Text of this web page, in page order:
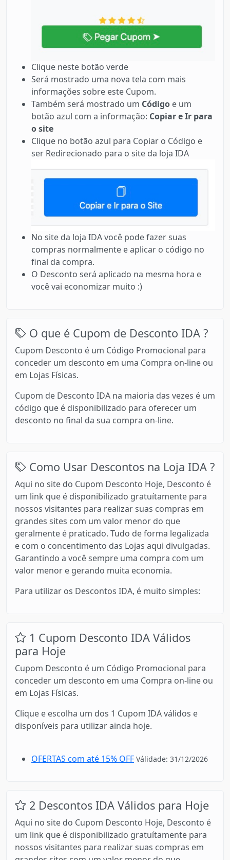
Clique neste botão verde
Será mostrado uma nova tela com mais
informações sobre este Cupom.
Também será mostrado um Código e um
botão azul com a informação: Copiar e Ir para
o site
Clique no botão azul para Copiar o Código e
ser Redirecionado para o site da loja IDA
No site da loja IDA você pode fazer suas
compras normalmente e aplicar o código no
final da compra.
O Desconto será aplicado na mesma hora e
você vai economizar muito :)
O que é Cupom de Desconto IDA ?
Cupom Desconto é um Código Promocional para
conceder um desconto em uma Compra on-line ou
em Lojas Físicas.
Cupom de Desconto IDA na maioria das vezes é um
código que é disponibilizado para oferecer um
desconto no final da sua compra on-line.
Como Usar Descontos na Loja IDA ?
Aqui no site do Cupom Desconto Hoje, Desconto é
um link que é disponibilizado gratuítamente para
nossos visitantes para realizar suas compras em
grandes sites com um valor menor do que
geralmente é praticado. Tudo de forma legalizada
e com o concentimento das Lojas aqui divulgadas.
Garantindo a você sempre uma compra com um
valor menor e gerando muita economia.
Para utilizar os Descontos IDA, é muito simples:
1 Cupom Desconto IDA Válidos
para Hoje
Cupom Desconto é um Código Promocional para
conceder um desconto em uma Compra on-line ou
em Lojas Físicas.
Clique e escolha um dos 1 Cupom IDA válidos e
disponíveis para utilizar ainda hoje.
OFERTAS com até 15% OFF Válidade: 31/12/2026
2 Descontos IDA Válidos para Hoje
Aqui no site do Cupom Desconto Hoje, Desconto é
um link que é disponibilizado gratuítamente para
nossos visitantes para realizar suas compras em